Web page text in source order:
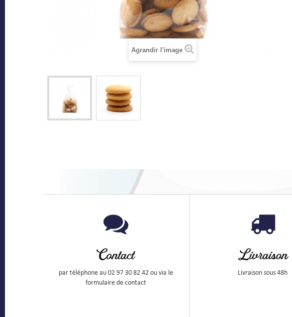
Agrandir l'image
Contact
par téléphone au 02 97 30 82 42 ou via le
formulaire de contact
Livraison
Livraison sous 48h